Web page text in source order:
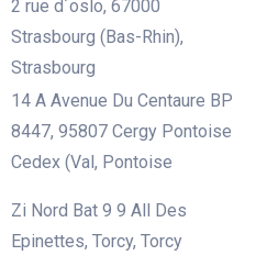
2 rue d´oslo, 67000
Strasbourg (Bas-Rhin),
Strasbourg
14 A Avenue Du Centaure BP
8447, 95807 Cergy Pontoise
Cedex (Val, Pontoise
Zi Nord Bat 9 9 All Des
Epinettes, Torcy, Torcy